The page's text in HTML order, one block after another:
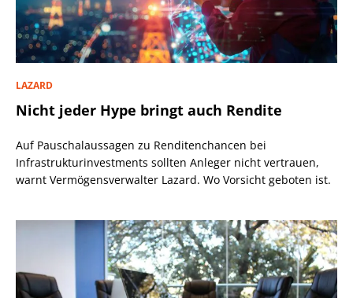
LAZARD
Nicht jeder Hype bringt auch Rendite
Auf Pauschalaussagen zu Renditenchancen bei
Infrastrukturinvestments sollten Anleger nicht vertrauen,
warnt Vermögensverwalter Lazard. Wo Vorsicht geboten ist.